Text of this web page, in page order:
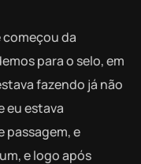
começou da
para o selo, em
fazendo já não
eu estava
passagem, e
e logo após